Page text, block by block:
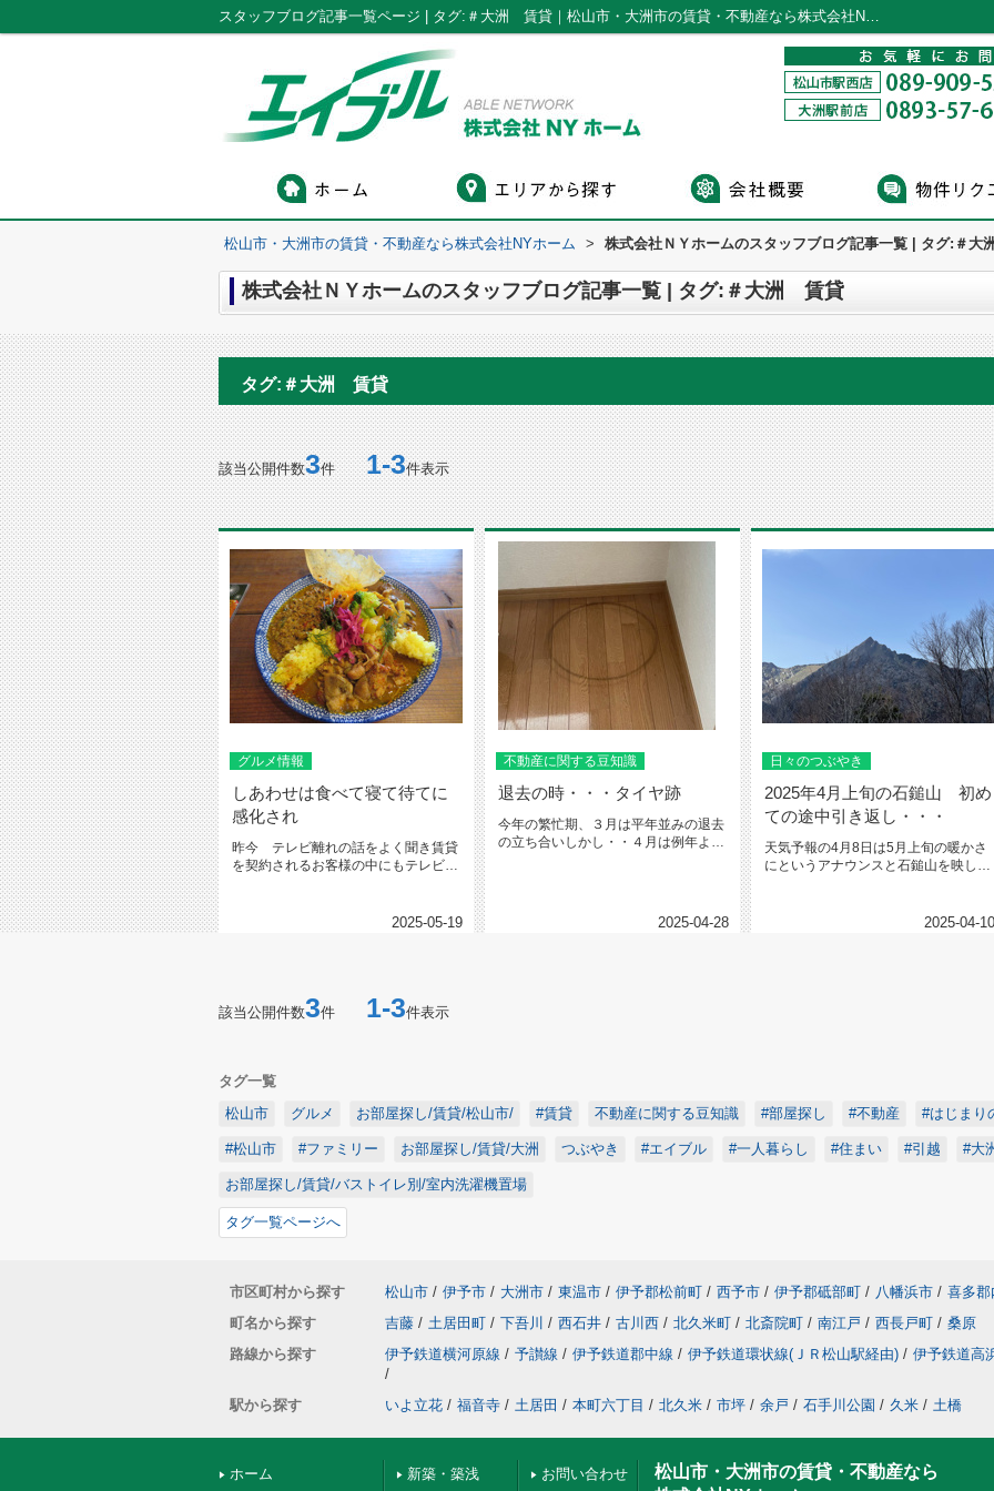
スタッフブログ記事一覧ページ | タグ:＃大洲 賃貸｜松山市・大洲市の賃貸・不動産なら株式会社NYホーム
松山市・大洲市の賃貸・不動産なら株式会社NYホーム > 株式会社ＮＹホームのスタッフブログ記事一覧 | タグ:＃
株式会社ＮＹホームのスタッフブログ記事一覧 | タグ:＃大洲 賃貸
タグ:＃大洲 賃貸
該当公開件数3件1-3件表示
グルメ情報
しあわせは食べて寝て待てに
感化され
昨今 テレビ離れの話をよく聞き賃貸
を契約されるお客様の中にもテレビは
2025-05-19
不動産に関する豆知識
退去の時・・・タイヤ跡
今年の繁忙期、３月は平年並みの退去
の立ち合いしかし・・４月は例年より
2025-04-28
日々のつぶやき
2025年4月上旬の石鎚山 初め
ての途中引き返し・・・
天気予報の4月8日は5月上旬の暖かさ
にというアナウンスと石鎚山を映して
2025-04-10
該当公開件数3件 1-3件表示
タグ一覧
松山市
グルメ お部屋探し/賃貸/松山市/ #賃貸 不動産に関する豆知識 #部屋探し #不動産 #はじまり
#松山市 #ファミリー お部屋探し/賃貸/大洲 つぶやき #エイブル #一人暮らし #住まい #引越 #大
お部屋探し/賃貸/バストイレ別/室内洗濯機置場
タグ一覧ページへ
市区町村から探す 松山市 / 伊予市 / 大洲市 / 東温市 / 伊予郡松前町 / 西予市 / 伊予郡砥部町 / 八幡浜市 / 喜多郡
町名から探す
吉藤 / 土居田町 / 下吾川 / 西石井 / 古川西 / 北久米町 / 北斎院町 / 南江戸 / 西長戸町 / 桑原
路線から探す
伊予鉄道横河原線 / 予讃線 / 伊予鉄道郡中線 / 伊予鉄道環状線(ＪＲ松山駅経由) / 伊予鉄道高
/
駅から探す
いよ立花 / 福音寺 / 土居田 / 本町六丁目 / 北久米 / 市坪 / 余戸 / 石手川公園 / 久米 / 土橋
ホーム 新築・築浅 お問い合わせ
松山市・大洲市の賃貸・不動産なら